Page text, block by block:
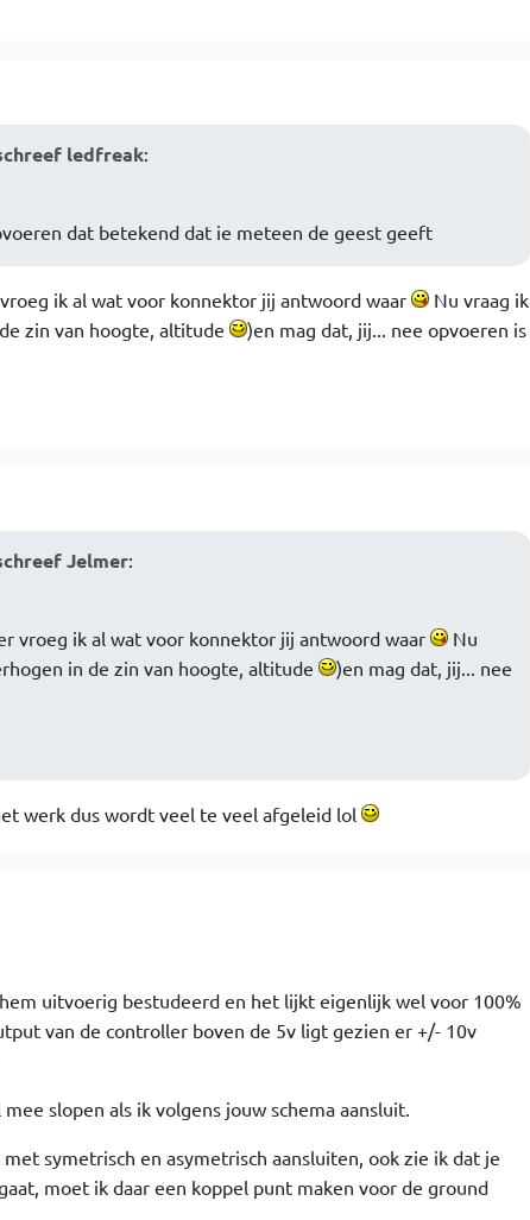
ledfreak:
dat betekend dat ie meteen de geest geeft
ik al wat voor konnektor jij antwoord waar
Nu vraag ik
zin van hoogte, altitude
)en mag dat, jij... nee opvoeren is
Jelmer:
vroeg ik al wat voor konnektor jij antwoord waar
Nu
in de zin van hoogte, altitude
)en mag dat, jij... nee
werk dus wordt veel te veel afgeleid lol
uitvoerig bestudeerd en het lijkt eigenlijk wel voor 100%
van de controller boven de 5v ligt gezien er +/- 10v
slopen als ik volgens jouw schema aansluit.
symetrisch en asymetrisch aansluiten, ook zie ik dat je
moet ik daar een koppel punt maken voor de ground